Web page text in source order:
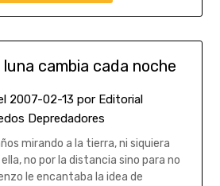
cambia cada noche
2007-02-13 por Editorial
Depredadores
mirando a la tierra, ni siquiera
no por la distancia sino para no
le encantaba la idea de